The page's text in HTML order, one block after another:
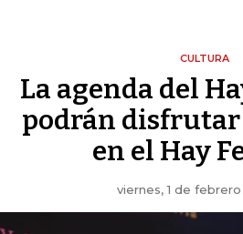
CULTURA
La agenda del
podrán disfrutar
en el Hay
viernes, 1 de